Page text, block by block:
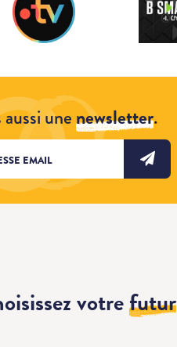
unenewsletter.
votrefutur